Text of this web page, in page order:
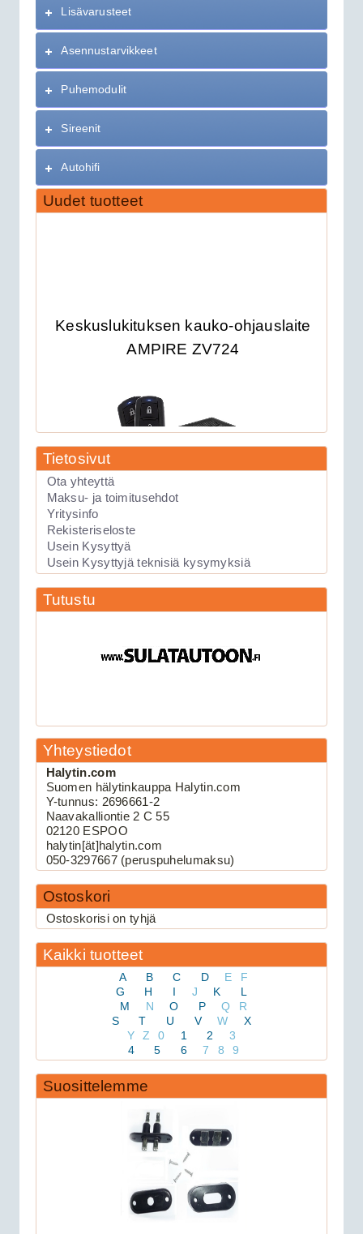
Lisävarusteet
Asennustarvikkeet
Puhemodulit
Sireenit
Autohifi
Uudet tuotteet
Keskuslukituksen kauko-ohjauslaite
AMPIRE ZV724
Laite soveltuu KAIKK...
Keskuslukituksen kau...
Viper 3105V autohälytin
159.00€
Viper 3105V on 1-suu...
Avital 3305L autohälytin
Tietosivut
Ota yhteyttä
Maksu- ja toimitusehdot
Yritysinfo
Rekisteriseloste
Usein Kysyttyä
Usein Kysyttyjä teknisiä kysymyksiä
Tutustu
Yhteystiedot
Halytin.com
Suomen hälytinkauppa Halytin.com
Y-tunnus: 2696661-2
Naavakalliontie 2 C 55
02120 ESPOO
halytin[ät]halytin.com
050-3297667 (peruspuhelumaksu)
Ostoskori
Ostoskorisi on tyhjä
Kaikki tuotteet
A B C D E
F
G
H I J K
L
M
N O P Q
R
S
T U V W
X
Y
Z 0 1 2
3
4
5 6 7 8 9
Suosittelemme